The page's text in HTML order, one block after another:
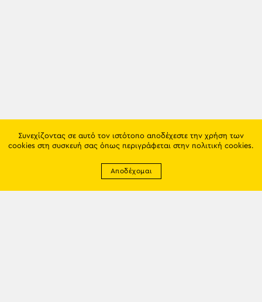
Συνεχίζοντας σε αυτό τον ιστότοπο αποδέχεστε την χρήση των
cookies στη συσκευή σας όπως περιγράφεται στην πολιτική cookies.
Αποδέχομαι